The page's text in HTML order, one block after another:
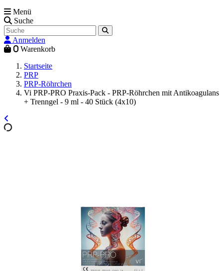
Menü
Suche
Anmelden
0 Warenkorb
Startseite
PRP
PRP-Röhrchen
Vi PRP-PRO Praxis-Pack - PRP-Röhrchen mit Antikoagulans
+ Trenngel - 9 ml - 40 Stück (4x10)